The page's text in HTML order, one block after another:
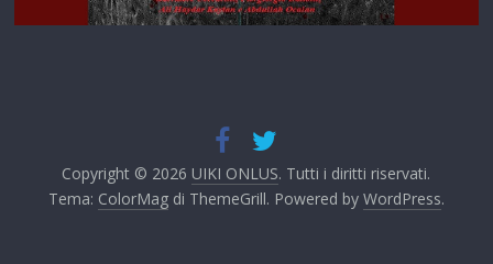
Copyright © 2026 UIKI ONLUS. Tutti i diritti riservati.
Tema: ColorMagdi ThemeGrill. Powered by WordPress.